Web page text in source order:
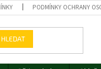
PODMÍNKY OCHRANY
HLEDAT